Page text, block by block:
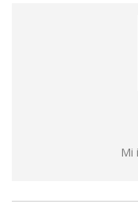
Mi